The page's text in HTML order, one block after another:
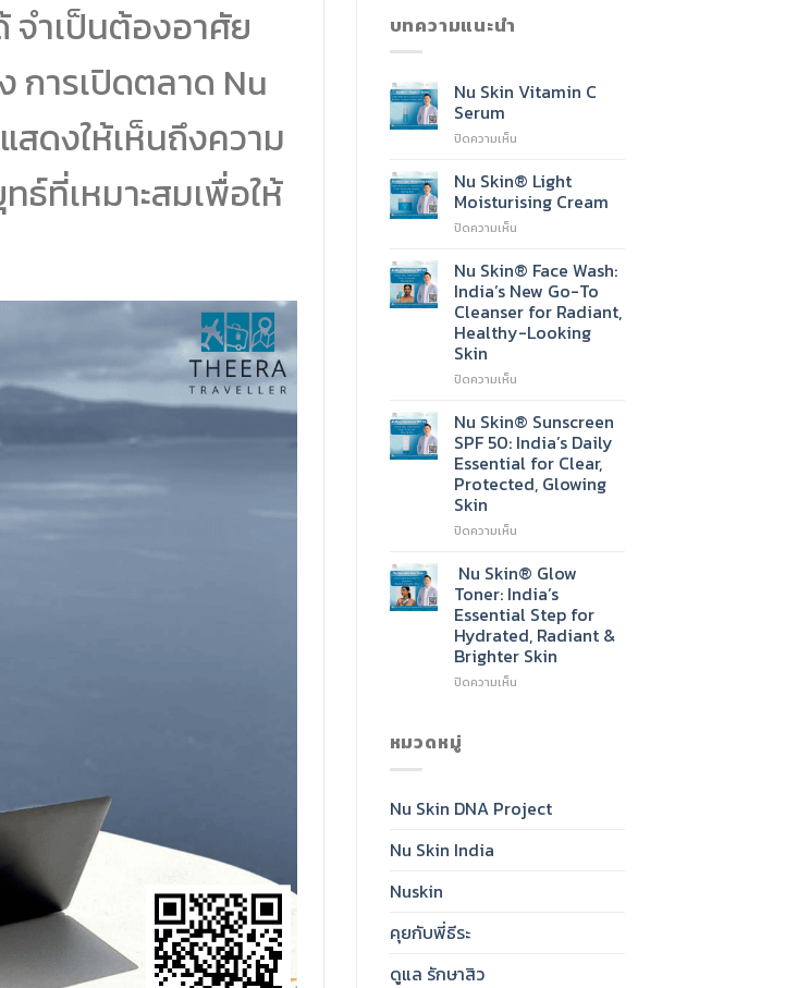
จำเป็นต้องอาศัย
การเปิดตลาด Nu
สดงให้เห็นถึงความ
ธ์ที่เหมาะสมเพื่อให้
บทความแนะนำ
Nu Skin Vitamin C
Serum
ปิดความเห็นบน
Skin
Vitamin
C
Serum
Nu Skin® Light
Moisturising Cream
ปิดความเห็นบน
Skin®
Light
Moisturising
Cream
Nu Skin® Face Wash:
India’s New Go-To
Cleanser for Radiant,
Healthy-Looking
Skin
ปิดความเห็นบน
Skin®
Face
Wash:
India’s
New
To
for
Radiant,
Healthy-
Looking
Skin
Nu Skin® Sunscreen
SPF 50: India’s Daily
Essential for Clear,
Protected, Glowing
Skin
ปิดความเห็นบน
Skin®
Sunscreen
SPF
50:
India’s
Daily
Essential
Nu Skin® Glow
Toner: India’s
Essential Step for
Hydrated, Radiant &
Brighter Skin
ปิดความเห็นบน
Step
หมวดหมู่
Nu Skin DNA Project
Nu Skin India
Nuskin
คุยกับพี่ธีระ
ดูแล รักษาสิว